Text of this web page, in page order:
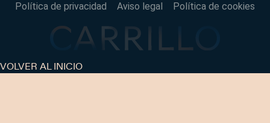
Política de privacidad Aviso legal Política de cookies
VOLVER AL INICIO